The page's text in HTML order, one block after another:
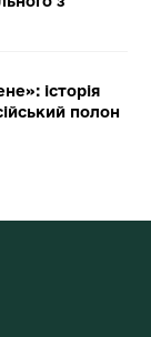
історія
полон